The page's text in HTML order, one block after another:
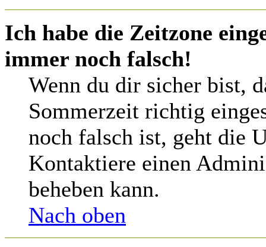
Ich habe die Zeitzone
immer noch falsch!
Wenn du dir sicher bist,
Sommerzeit richtig
noch falsch ist, geht die
Kontaktiere einen
beheben kann.
Nach oben